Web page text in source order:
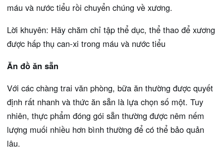
máu và nước tiểu rồi chuyển chúng về xương.
Lời khuyên: Hãy chăm chỉ tập thể dục, thể thao để xương
được hấp thụ can-xi trong máu và nước tiểu
Ăn đồ ăn sẵn
Với các chàng trai văn phòng, bữa ăn thường được quyết
định rất nhanh và thức ăn sẵn là lựa chọn số một. Tuy
nhiên, thực phẩm đóng gói sẵn thường được nêm nếm
lượng muối nhiều hơn bình thường để có thể bảo quản
lâu.